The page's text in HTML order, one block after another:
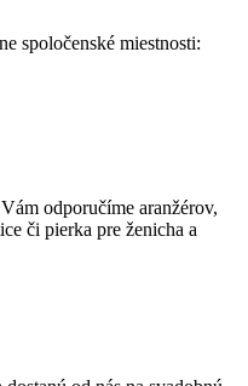
spoločenské miestnosti:
odporučíme aranžérov,
či pierka pre ženicha a